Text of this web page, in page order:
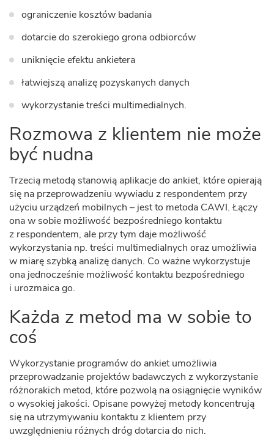
ograniczenie kosztów badania
dotarcie do szerokiego grona odbiorców
uniknięcie efektu ankietera
łatwiejszą analizę pozyskanych danych
wykorzystanie treści multimedialnych.
Rozmowa z klientem nie może
być nudna
Trzecią metodą stanowią aplikacje do ankiet, które opierają
się na przeprowadzeniu wywiadu z respondentem przy
użyciu urządzeń mobilnych – jest to metoda CAWI. Łączy
ona w sobie możliwość bezpośredniego kontaktu
z respondentem, ale przy tym daje możliwość
wykorzystania np. treści multimedialnych oraz umożliwia
w miarę szybką analizę danych. Co ważne wykorzystuje
ona jednocześnie możliwość kontaktu bezpośredniego
i urozmaica go.
Każda z metod ma w sobie to
coś
Wykorzystanie programów do ankiet umożliwia
przeprowadzanie projektów badawczych z wykorzystanie
różnorakich metod, które pozwolą na osiągnięcie wyników
o wysokiej jakości. Opisane powyżej metody koncentrują
się na utrzymywaniu kontaktu z klientem przy
uwzględnieniu różnych dróg dotarcia do nich.